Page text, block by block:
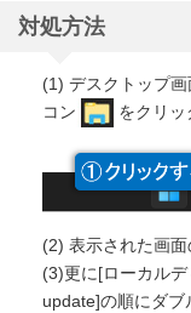
対処方法
(1) デスクトップ
コン
をクリッ
(2) 表示された画面
(3)更に[ローカル
update]の順にダブ